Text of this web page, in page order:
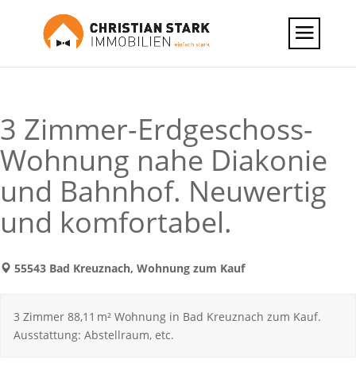
3 Zimmer-Erdgeschoss-
Wohnung nahe Diakonie
und Bahnhof. Neuwertig
und komfortabel.
55543 Bad Kreuznach, Wohnung zum Kauf
3 Zimmer 88,11 m² Wohnung in Bad Kreuznach zum Kauf.
Ausstattung: Abstellraum, etc.